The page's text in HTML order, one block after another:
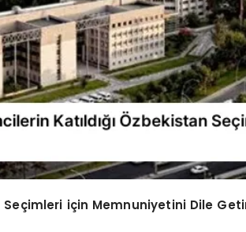
Seçimleri için Memnuniyetini Dile